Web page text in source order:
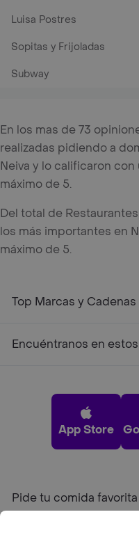
Luisa Postres
Sopitas y Frijoladas
Subway
En los mas de 73
realizadas pidiendo a
Neiva y lo calificaron
máximo de 5.
Del total de
los más importantes en
máximo de 5.
Top Marcas y
Encuéntranos en
App Store
Pide tu comida